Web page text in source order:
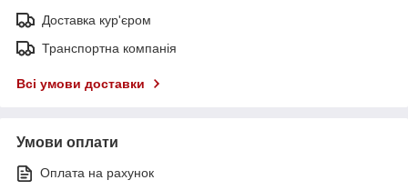
Доставка кур'єром
Транспортна компанія
Всі умови доставки
Умови оплати
Оплата на рахунок